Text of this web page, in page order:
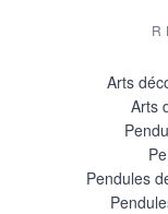
Arts
Arts
Pendules